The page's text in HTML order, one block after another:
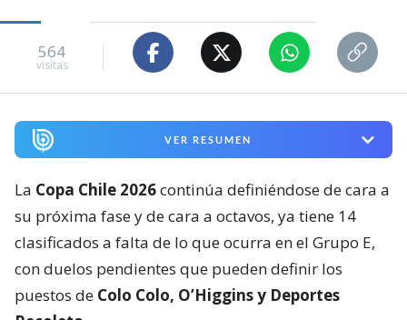
564
visitas
VER RESUMEN
La Copa Chile 2026continúa definiéndose de cara a
su próxima fase y de cara a octavos, ya tiene 14
clasificados a falta de lo que ocurra en el Grupo E,
con duelos pendientes que pueden definir los
puestos de Colo Colo, O’Higgins y Deportes